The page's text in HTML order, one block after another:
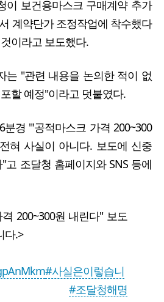
이 보건용마스크 구매계약 추가
계약단가 조정작업에 착수했다
이라고 보도했다.
는 "관련 내용을 논의한 적이 없
할 예정"이라고 덧붙였다.
경 "'공적마스크 가격 200~300
혀 사실이 아니다. 보도에 신중
고 조달청 홈페이지와 SNS 등에
200~300원 내린다" 보도
다.>
#사실은이렇습니
#조달청해명